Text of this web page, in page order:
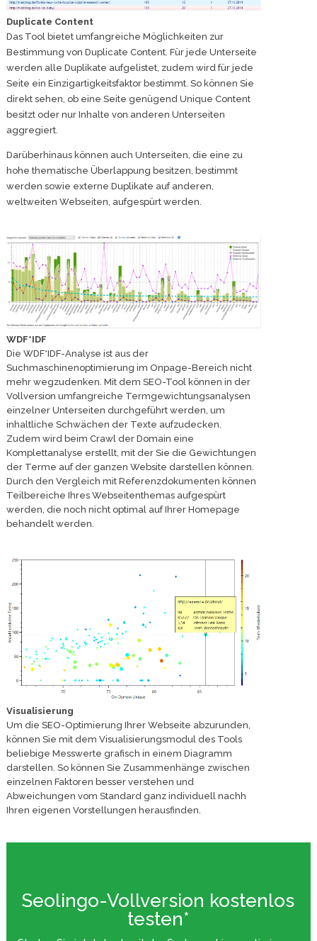
Duplicate Content
Das Tool bietet umfangreiche Möglichkeiten zur
Bestimmung von Duplicate Content. Für jede Unterseite
werden alle Duplikate aufgelistet, zudem wird für jede
Seite ein Einzigartigkeitsfaktor bestimmt. So können Sie
direkt sehen, ob eine Seite genügend Unique Content
besitzt oder nur Inhalte von anderen Unterseiten
aggregiert.
Darüberhinaus können auch Unterseiten, die eine zu
hohe thematische Überlappung besitzen, bestimmt
werden sowie externe Duplikate auf anderen,
weltweiten Webseiten, aufgespürt werden.
WDF*IDF
Die WDF*IDF-Analyse ist aus der
Suchmaschinenoptimierung im Onpage-Bereich nicht
mehr wegzudenken. Mit dem SEO-Tool können in der
Vollversion umfangreiche Termgewichtungsanalysen
einzelner Unterseiten durchgeführt werden, um
inhaltliche Schwächen der Texte aufzudecken.
Zudem wird beim Crawl der Domain eine
Komplettanalyse erstellt, mit der Sie die Gewichtungen
der Terme auf der ganzen Website darstellen können.
Durch den Vergleich mit Referenzdokumenten können
Teilbereiche Ihres Webseitenthemas aufgespürt
werden, die noch nicht optimal auf Ihrer Homepage
behandelt werden.
Visualisierung
Um die SEO-Optimierung Ihrer Webseite abzurunden,
können Sie mit dem Visualisierungsmodul des Tools
beliebige Messwerte grafisch in einem Diagramm
darstellen. So können Sie Zusammenhänge zwischen
einzelnen Faktoren besser verstehen und
Abweichungen vom Standard ganz individuell nachh
Ihren eigenen Vorstellungen herausfinden.
Seolingo-Vollversion kostenlos
testen*